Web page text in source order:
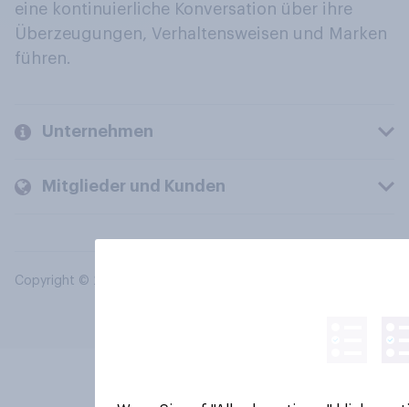
eine kontinuierliche Konversation über ihre
Überzeugungen, Verhaltensweisen und Marken
führen.
Unternehmen
Mitglieder und Kunden
Copyright © 2026 YouGov PLC. Alle Rechte vorbehalten.